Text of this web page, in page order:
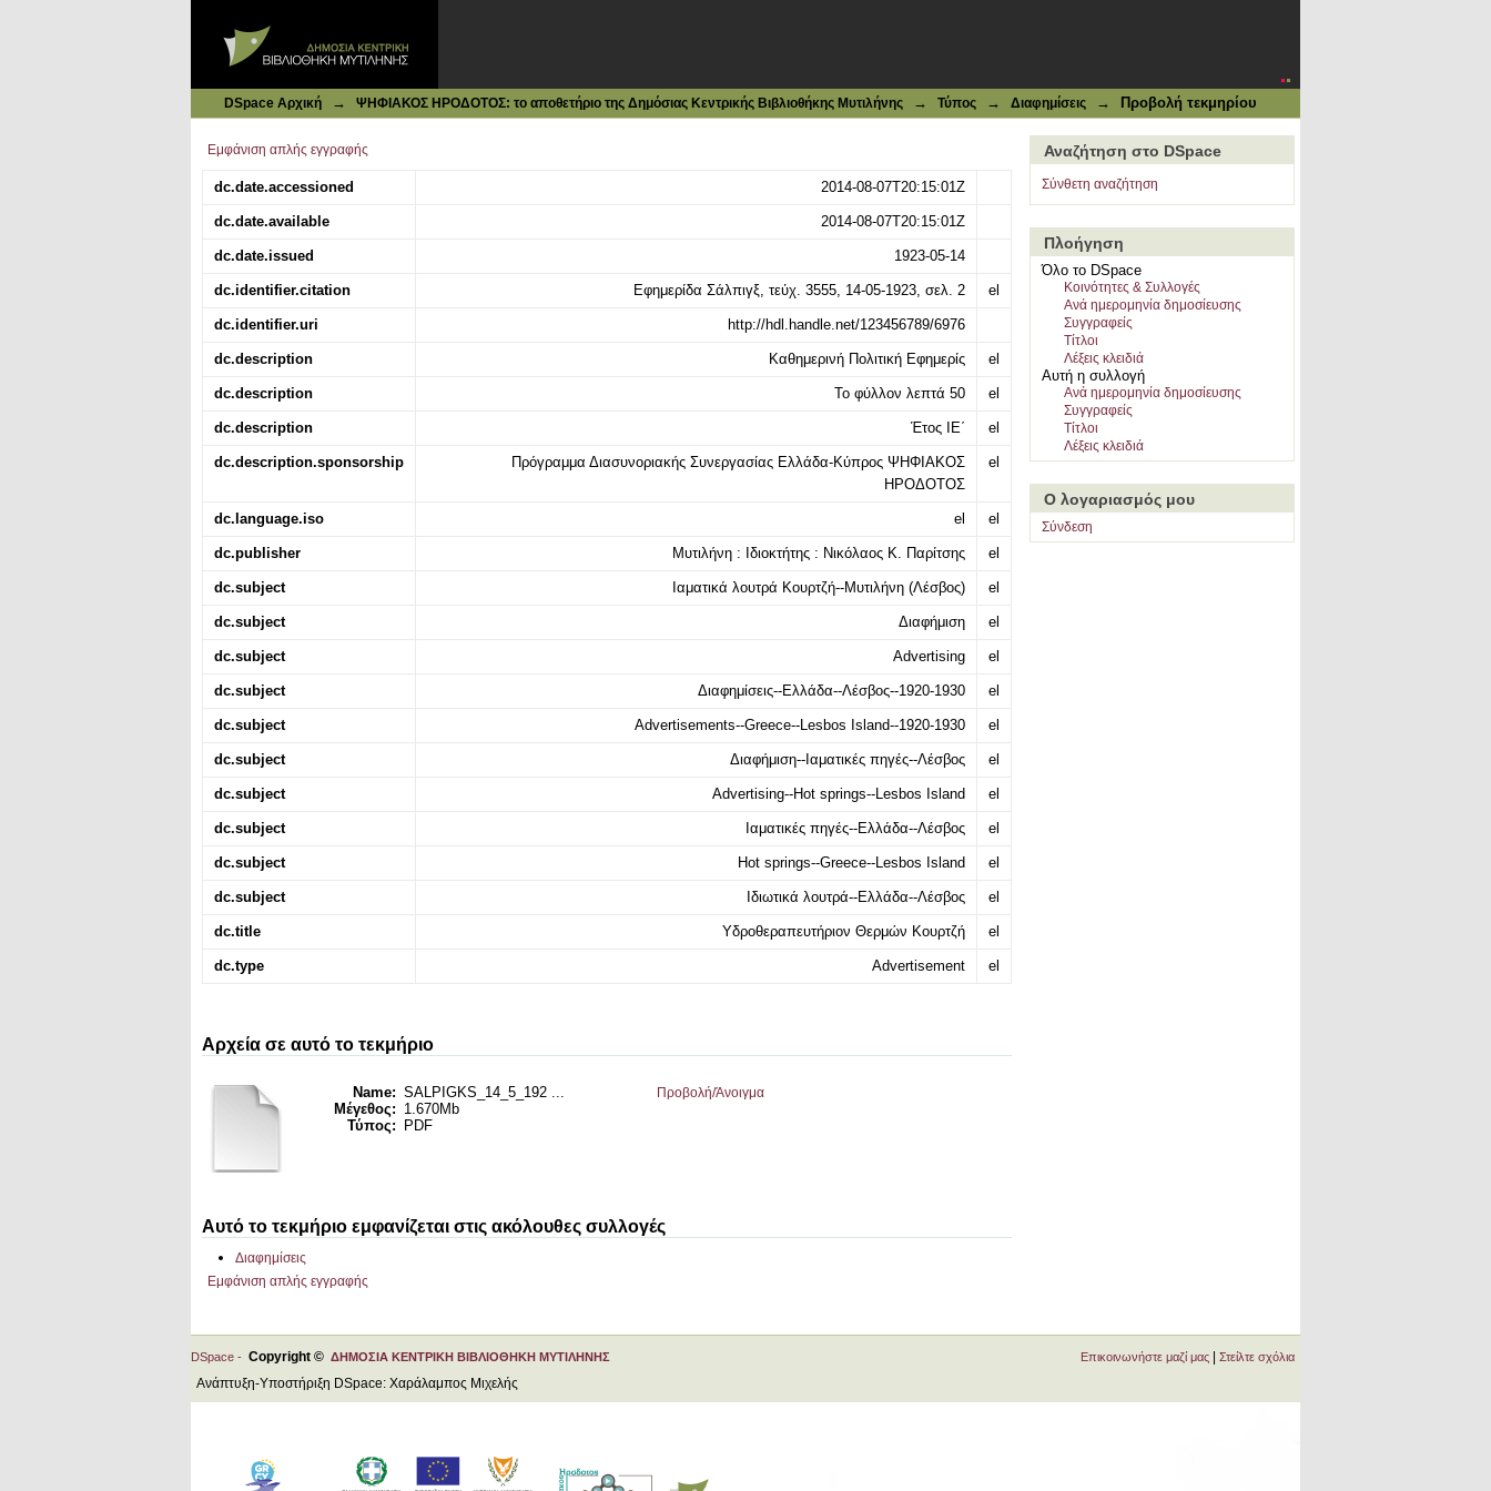
DSpace Αρχική → ΨΗΦΙΑΚΟΣ ΗΡΟΔΟΤΟΣ: το αποθετήριο της Δημόσιας Κεντρικής Βιβλιοθήκης Μυτιλήνης → Τύπος → Διαφημίσεις → Προβολή τεκμηρίου
Εμφάνιση απλής εγγραφής
dc.date.accessioned 2014-08-07T20:15:01Z
dc.date.available 2014-08-07T20:15:01Z
dc.date.issued 1923-05-14
dc.identifier.citation Εφημερίδα Σάλπιγξ, τεύχ. 3555, 14-05-1923, σελ. 2 el
dc.identifier.uri http://hdl.handle.net/123456789/6976
dc.description Καθημερινή Πολιτική Εφημερίς el
dc.description Το φύλλον λεπτά 50 el
dc.description Έτος ΙΕ΄ el
dc.description.sponsorship
Πρόγραμμα Διασυνοριακής Συνεργασίας Ελλάδα-Κύπρος ΨΗΦΙΑΚΟΣ
ΗΡΟΔΟΤΟΣ
el
dc.language.iso el el
dc.publisher Μυτιλήνη : Ιδιοκτήτης : Νικόλαος Κ. Παρίτσης el
dc.subject Ιαματικά λουτρά Κουρτζή--Μυτιλήνη (Λέσβος) el
dc.subject Διαφήμιση el
dc.subject Advertising el
dc.subject Διαφημίσεις--Ελλάδα--Λέσβος--1920-1930 el
dc.subject Advertisements--Greece--Lesbos Island--1920-1930 el
dc.subject Διαφήμιση--Ιαματικές πηγές--Λέσβος el
dc.subject Advertising--Hot springs--Lesbos Island el
dc.subject Ιαματικές πηγές--Ελλάδα--Λέσβος el
dc.subject Hot springs--Greece--Lesbos Island el
dc.subject Ιδιωτικά λουτρά--Ελλάδα--Λέσβος el
dc.title Υδροθεραπευτήριον Θερμών Κουρτζή el
dc.type Advertisement el
Αρχεία σε αυτό το τεκμήριο
Name: SALPIGKS_14_5_192 ...
Μέγεθος: 1.670Mb
Τύπος:
PDF
Προβολή/Άνοιγμα
Αυτό το τεκμήριο εμφανίζεται στις ακόλουθες συλλογές
Διαφημίσεις
Εμφάνιση απλής εγγραφής
Αναζήτηση στο DSpace
Σύνθετη αναζήτηση
Πλοήγηση
Όλο το DSpace
Κοινότητες & Συλλογές
Ανά ημερομηνία δημοσίευσης
Συγγραφείς
Τίτλοι
Λέξεις κλειδιά
Αυτή η συλλογή
Ανά ημερομηνία δημοσίευσης
Συγγραφείς
Τίτλοι
Λέξεις κλειδιά
Ο λογαριασμός μου
Σύνδεση
DSpace - Copyright © ΔΗΜΟΣΙΑ ΚΕΝΤΡΙΚΗ ΒΙΒΛΙΟΘΗΚΗ ΜΥΤΙΛΗΝΗΣ
Ανάπτυξη-Υποστήριξη DSpace: Χαράλαμπος Μιχελής
Επικοινωνήστε μαζί μας Στείλτε σχόλια